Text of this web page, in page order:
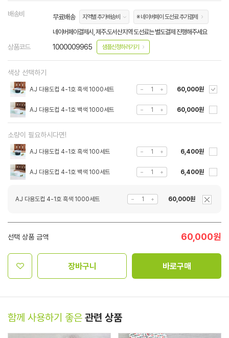
배송비 무료배송 지역별 추가배송비 ※ 네이버페이 도선료 추가결제
네이버페이결제시, 제주.도서산지역 도선료는 별도결제 진행해주세요
상품코드 1000009965 샘플신청하러가기
색상 선택하기
AJ 다용도컵 4-1호 흑색 1000세트 60,000원
AJ 다용도컵 4-1호 백색 1000세트 60,000원
소량이 필요하시다면!
AJ 다용도컵 4-1호 흑색 100세트 6,400원
AJ 다용도컵 4-1호 백색 100세트 6,400원
AJ 다용도컵 4-1호 흑색 1000세트 60,000원
선택 상품 금액 60,000원
장바구니 바로구매
함께 사용하기 좋은 관련 상품